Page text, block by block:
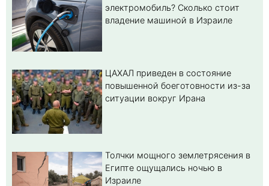
электромобиль? Cколько стоит
владение машиной в Израиле
ЦАХАЛ приведен в состояние
повышенной боеготовности из-за
ситуации вокруг Ирана
Толчки мощного землетрясения в
Египте ощущались ночью в
Израиле